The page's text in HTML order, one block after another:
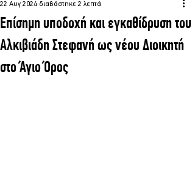
Επίσημη υποδοχή και εγκαθίδρυση του
Αλκιβιάδη Στεφανή ως νέου Διοικητή
στο Άγιο Όρος
22 Αυγ 2024 διαβάστηκε 2 λεπτά